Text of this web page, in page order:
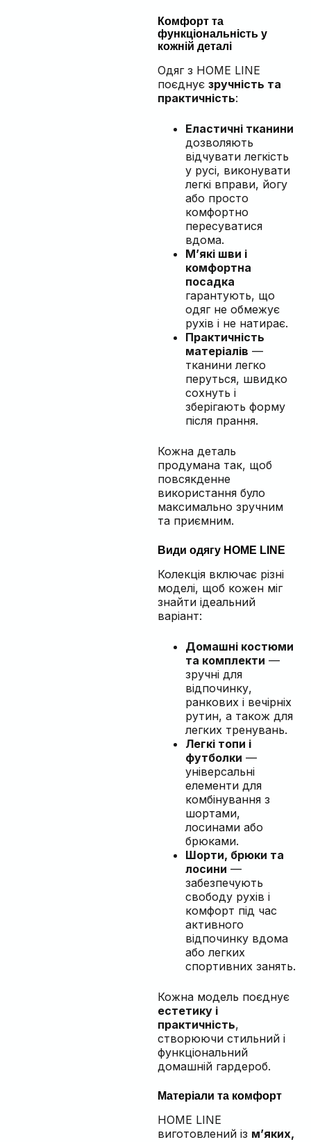
Комфорт та
функціональність у
кожній деталі
Одяг з HOME LINE
поєднує зручність та
практичність:
Еластичні тканини
дозволяють
відчувати легкість
у русі, виконувати
легкі вправи, йогу
або просто
комфортно
пересуватися
вдома.
М’які шви і
комфортна
посадка
гарантують, що
одяг не обмежує
рухів і не натирає.
Практичність
матеріалів —
тканини легко
перуться, швидко
сохнуть і
зберігають форму
після прання.
Кожна деталь
продумана так, щоб
повсякденне
використання було
максимально зручним
та приємним.
Види одягу HOME LINE
Колекція включає різні
моделі, щоб кожен міг
знайти ідеальний
варіант:
Домашні костюми
та комплекти —
зручні для
відпочинку,
ранкових і вечірніх
рутин, а також для
легких тренувань.
Легкі топи і
футболки —
універсальні
елементи для
комбінування з
шортами,
лосинами або
брюками.
Шорти, брюки та
лосини —
забезпечують
свободу рухів і
комфорт під час
активного
відпочинку вдома
або легких
спортивних занять.
Кожна модель поєднує
естетику і
практичність,
створюючи стильний і
функціональний
домашній гардероб.
Матеріали та комфорт
HOME LINE
виготовлений із м’яких,